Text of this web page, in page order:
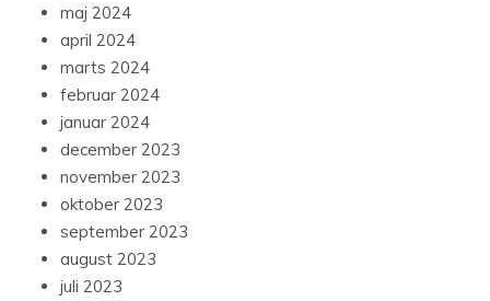
maj 2024
april 2024
marts 2024
februar 2024
januar 2024
december 2023
november 2023
oktober 2023
september 2023
august 2023
juli 2023